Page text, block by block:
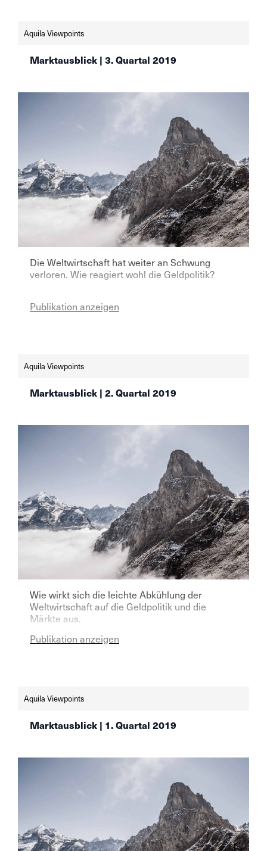
Aquila Viewpoints
Marktausblick | 3. Quartal 2019
Die Weltwirtschaft hat weiter an Schwung
verloren. Wie reagiert wohl die Geldpolitik?
Publikation anzeigen
Aquila Viewpoints
Marktausblick | 2. Quartal 2019
Wie wirkt sich die leichte Abkühlung der
Weltwirtschaft auf die Geldpolitik und die
Märkte aus.
Publikation anzeigen
Aquila Viewpoints
Marktausblick | 1. Quartal 2019